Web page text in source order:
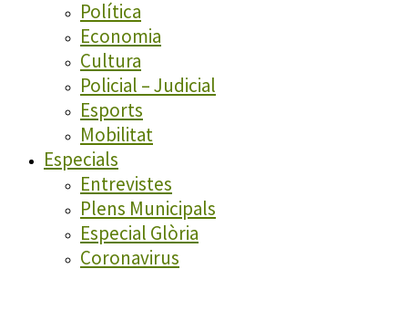
Política
Economia
Cultura
Policial – Judicial
Esports
Mobilitat
Especials
Entrevistes
Plens Municipals
Especial Glòria
Coronavirus